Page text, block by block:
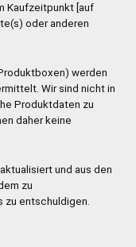
Kaufzeitpunkt [auf
oder anderen
werden
Wir sind nicht in
Produktdaten zu
daher keine
und aus den
zu
entschuldigen.